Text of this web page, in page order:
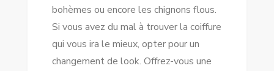
bohèmes ou encore les chignons flous.
Si vous avez du mal à trouver la coiffure
qui vous ira le mieux, opter pour un
changement de look. Offrez-vous une